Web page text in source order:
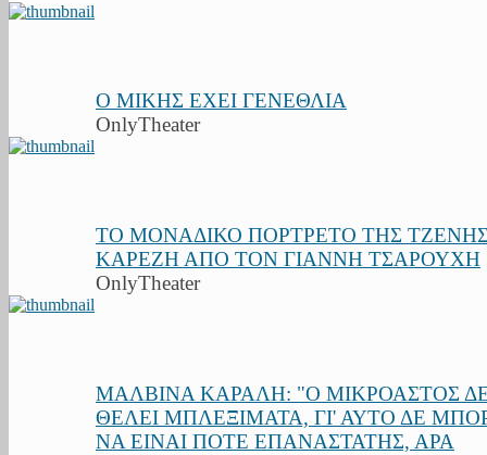
Ο ΜΙΚΗΣ ΕΧΕΙ ΓΕΝΕΘΛΙΑ
OnlyTheater
ΤΟ ΜΟΝΑΔΙΚΟ ΠΟΡΤΡΕΤΟ ΤΗΣ
ΚΑΡΕΖΗ ΑΠΟ ΤΟΝ ΓΙΑΝΝΗ ΤΣΑΡΟΥΧΗ
OnlyTheater
ΜΑΛΒΙΝΑ ΚΑΡΑΛΗ: "Ο ΜΙΚΡΟΑΣΤΟΣ
ΘΕΛΕΙ ΜΠΛΕΞΙΜΑΤΑ, ΓΙ' ΑΥΤΟ ΔΕ
ΝΑ ΕΙΝΑΙ ΠΟΤΕ ΕΠΑΝΑΣΤΑΤΗΣ, ΑΡΑ